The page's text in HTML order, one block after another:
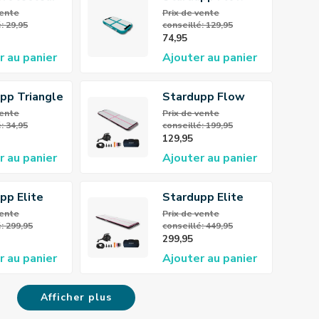
29,95
au panier
AirBlock
Prix ​​de vente
conseillé: 129,95
74,95
Ajouter au panier
Triangle
34,95
au panier
Stardupp Flow
AirTrack 3m 10cm
Pink
Prix ​​de vente
conseillé: 199,95
129,95
Ajouter au panier
Elite
Pink
15cm
299,95
au panier
Stardupp Elite
Pro AirTrack Pink
5m 150cm 15cm
Prix ​​de vente
conseillé: 449,95
299,95
Ajouter au panier
Afficher plus